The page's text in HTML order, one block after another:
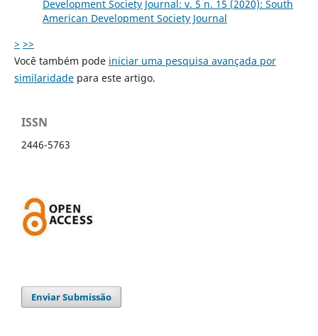
Development Society Journal: v. 5 n. 15 (2020): South
American Development Society Journal
> >>
Você também pode iniciar uma pesquisa avançada por
similaridadepara este artigo.
ISSN
2446-5763
Enviar Submissão